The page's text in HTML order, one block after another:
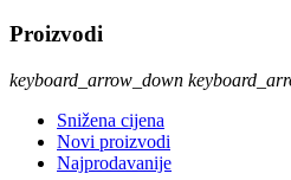
Proizvodi
keyboard_arrow_down
Snižena cijena
Novi proizvodi
Najprodavanije